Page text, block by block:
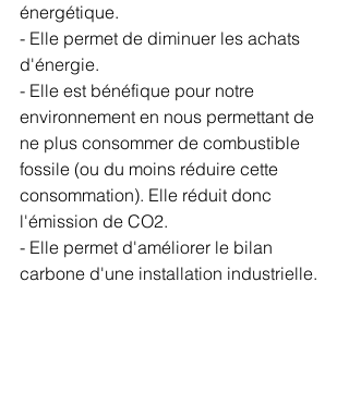
énergétique.
- Elle permet de diminuer les achats
d'énergie.
- Elle est bénéfique pour notre
environnement en nous permettant de
ne plus consommer de combustible
fossile (ou du moins réduire cette
consommation). Elle réduit donc
l'émission de CO2.
- Elle permet d'améliorer le bilan
carbone d'une installation industrielle.